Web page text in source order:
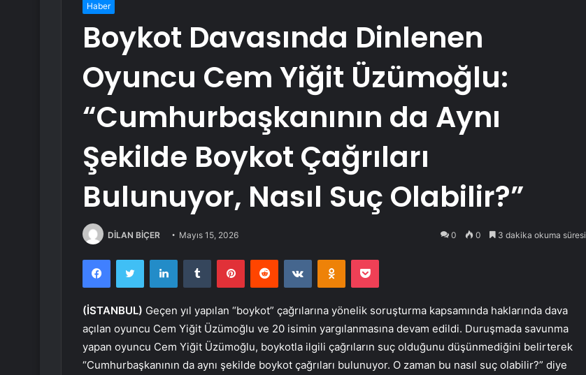
Haber
Boykot Davasında Dinlenen
Oyuncu Cem Yiğit Üzümoğlu:
“Cumhurbaşkanının da Aynı
Şekilde Boykot Çağrıları
Bulunuyor, Nasıl Suç Olabilir?”
DİLAN BİÇER Mayıs 15, 2026 0 0 3 dakika okuma süresi
FacebookTwitter LinkedInTumblr PinterestReddit VKontakteOdnoklassniki
Pocket
(İSTANBUL) Geçen yıl yapılan “boykot” çağrılarına yönelik soruşturma kapsamında haklarında dava
açılan oyuncu Cem Yiğit Üzümoğlu ve 20 isimin yargılanmasına devam edildi. Duruşmada savunma
yapan oyuncu Cem Yiğit Üzümoğlu, boykotla ilgili çağrıların suç olduğunu düşünmediğini belirterek
“Cumhurbaşkanının da aynı şekilde boykot çağrıları bulunuyor. O zaman bu nasıl suç olabilir?” diye